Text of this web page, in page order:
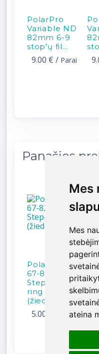
Mes
Mes
ateina
Mes
Mes
ateina
PolarPro
Variable ND
82mm 6-9
stop'ų fil...
9.00 € / Parai
Panašios
PolarPro
67-82mm
Step-up
ring
(žiedas)
5.00 € Parai